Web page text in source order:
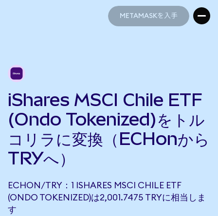
METAMASKを入手
iShares MSCI Chile ETF
(Ondo Tokenized)をトル
コリラに変換（ECHonから
TRYへ）
ECHON/TRY：1 ISHARES MSCI CHILE ETF
(ONDO TOKENIZED)は2,001.7475 TRYに相当しま
す